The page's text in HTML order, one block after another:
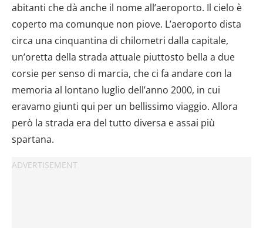
abitanti che dà anche il nome all’aeroporto. Il cielo è
coperto ma comunque non piove. L’aeroporto dista
circa una cinquantina di chilometri dalla capitale,
un’oretta della strada attuale piuttosto bella a due
corsie per senso di marcia, che ci fa andare con la
memoria al lontano luglio dell’anno 2000, in cui
eravamo giunti qui per un bellissimo viaggio. Allora
però la strada era del tutto diversa e assai più
spartana.